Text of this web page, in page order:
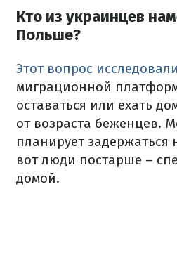
Кто из украинцев
Польше?
Этот вопрос исследовали
миграционной
оставаться или ехать
от возраста беженцев.
планирует задержаться
вот люди постарше –
домой.